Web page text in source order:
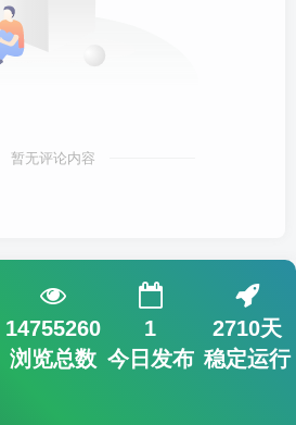
暂无评论内容
14755260
浏览总数
1
今日发布
2710天
稳定运行